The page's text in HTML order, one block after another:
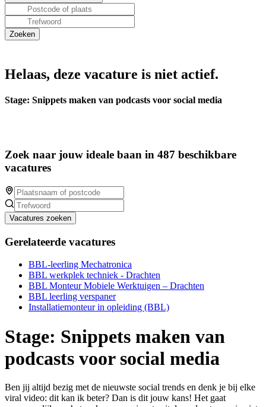
Helaas, deze vacature is niet actief.
Stage: Snippets maken van podcasts voor social media
Zoek naar jouw ideale baan in 487 beschikbare
vacatures
Vacatures zoeken
Gerelateerde vacatures
BBL-leerling Mechatronica
BBL werkplek techniek - Drachten
BBL Monteur Mobiele Werktuigen – Drachten
BBL leerling verspaner
Installatiemonteur in opleiding (BBL)
Stage: Snippets maken van
podcasts voor social media
Ben jij altijd bezig met de nieuwste social trends en denk je bij elke
viral video: dit kan ik beter? Dan is dit jouw kans! Het gaat